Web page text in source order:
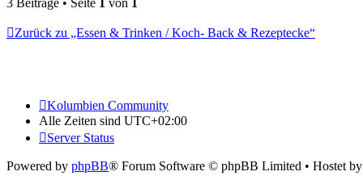
3 Beiträge • Seite von
Zurück zu „Essen & Trinken / Koch- Back & Rezeptecke“
Kolumbien Community
Alle Zeiten sind UTC+02:00
Server Status
Powered by phpBB® Forum Software © phpBB Limited • Hostet